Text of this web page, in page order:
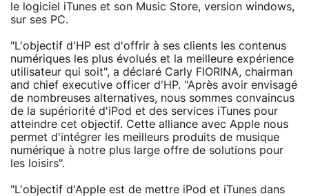
le logiciel iTunes et son Music Store, version windows,
sur ses PC.
"L'objectif d'HP est d'offrir à ses clients les contenus
numériques les plus évolués et la meilleure expérience
utilisateur qui soit", a déclaré Carly FIORINA, chairman
and chief executive officer d'HP. "Après avoir envisagé
de nombreuses alternatives, nous sommes convaincus
de la supériorité d'iPod et des services iTunes pour
atteindre cet objectif. Cette alliance avec Apple nous
permet d'intégrer les meilleurs produits de musique
numérique à notre plus large offre de solutions pour
les loisirs".
"L'objectif d'Apple est de mettre iPod et iTunes dans